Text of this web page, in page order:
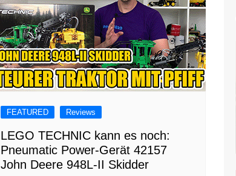
FEATURED Reviews
LEGO TECHNIC kann es noch:
Pneumatic Power-Gerät 42157
John Deere 948L-II Skidder